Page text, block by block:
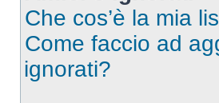
Che cos’è la mia
Come faccio ad
ignorati?